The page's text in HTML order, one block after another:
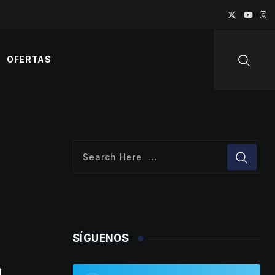
OFERTAS
SÍGUENOS